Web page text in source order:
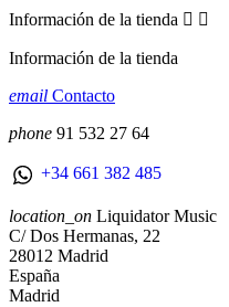
Información de la tienda  
Información de la tienda
email Contacto
phone 91 532 27 64
+34 661 382 485
location_on Liquidator Music
C/ Dos Hermanas, 22
28012 Madrid
España
Madrid